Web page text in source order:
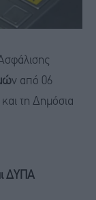
ν από 06
και τη Δημόσια
ΔΥΠΑ